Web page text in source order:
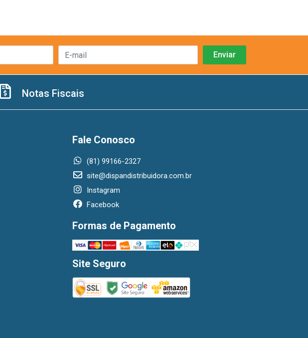
Notas Fiscais
Fale Conosco
(81) 99166-2327
site@dispandistribuidora.com.br
Instagram
Facebook
Formas de Pagamento
Site Seguro